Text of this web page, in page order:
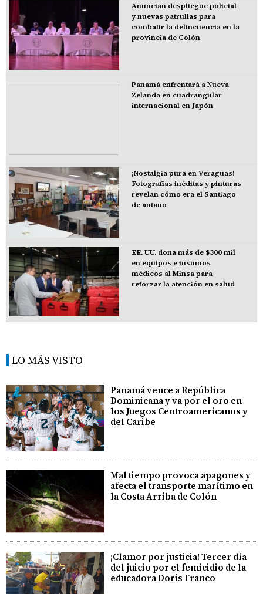
Anuncian despliegue policial
y nuevas patrullas para
combatir la delincuencia en la
provincia de Colón
Panamá enfrentará a Nueva
Zelanda en cuadrangular
internacional en Japón
¡Nostalgia pura en Veraguas!
Fotografías inéditas y pinturas
revelan cómo era el Santiago
de antaño
EE. UU. dona más de $300 mil
en equipos e insumos
médicos al Minsa para
reforzar la atención en salud
LO MÁS VISTO
Panamá vence a República
Dominicana y va por el oro en
los Juegos Centroamericanos y
del Caribe
Mal tiempo provoca apagones y
afecta el transporte marítimo en
la Costa Arriba de Colón
¡Clamor por justicia! Tercer día
del juicio por el femicidio de la
educadora Doris Franco